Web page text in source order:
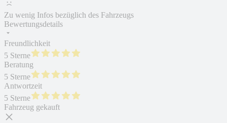
Zu wenig Infos bezüglich des Fahrzeugs
Bewertungsdetails
Freundlichkeit
5 Sterne
Beratung
5 Sterne
Antwortzeit
5 Sterne
Fahrzeug gekauft